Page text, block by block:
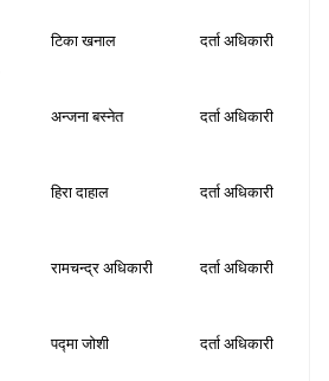
टिका खनाल दर्ता अधिकारी
अन्जना बस्नेत दर्ता अधिकारी
हिरा दाहाल दर्ता अधिकारी
रामचन्द्र अधिकारी दर्ता अधिकारी
पद्मा जाेशी दर्ता अधिकारी